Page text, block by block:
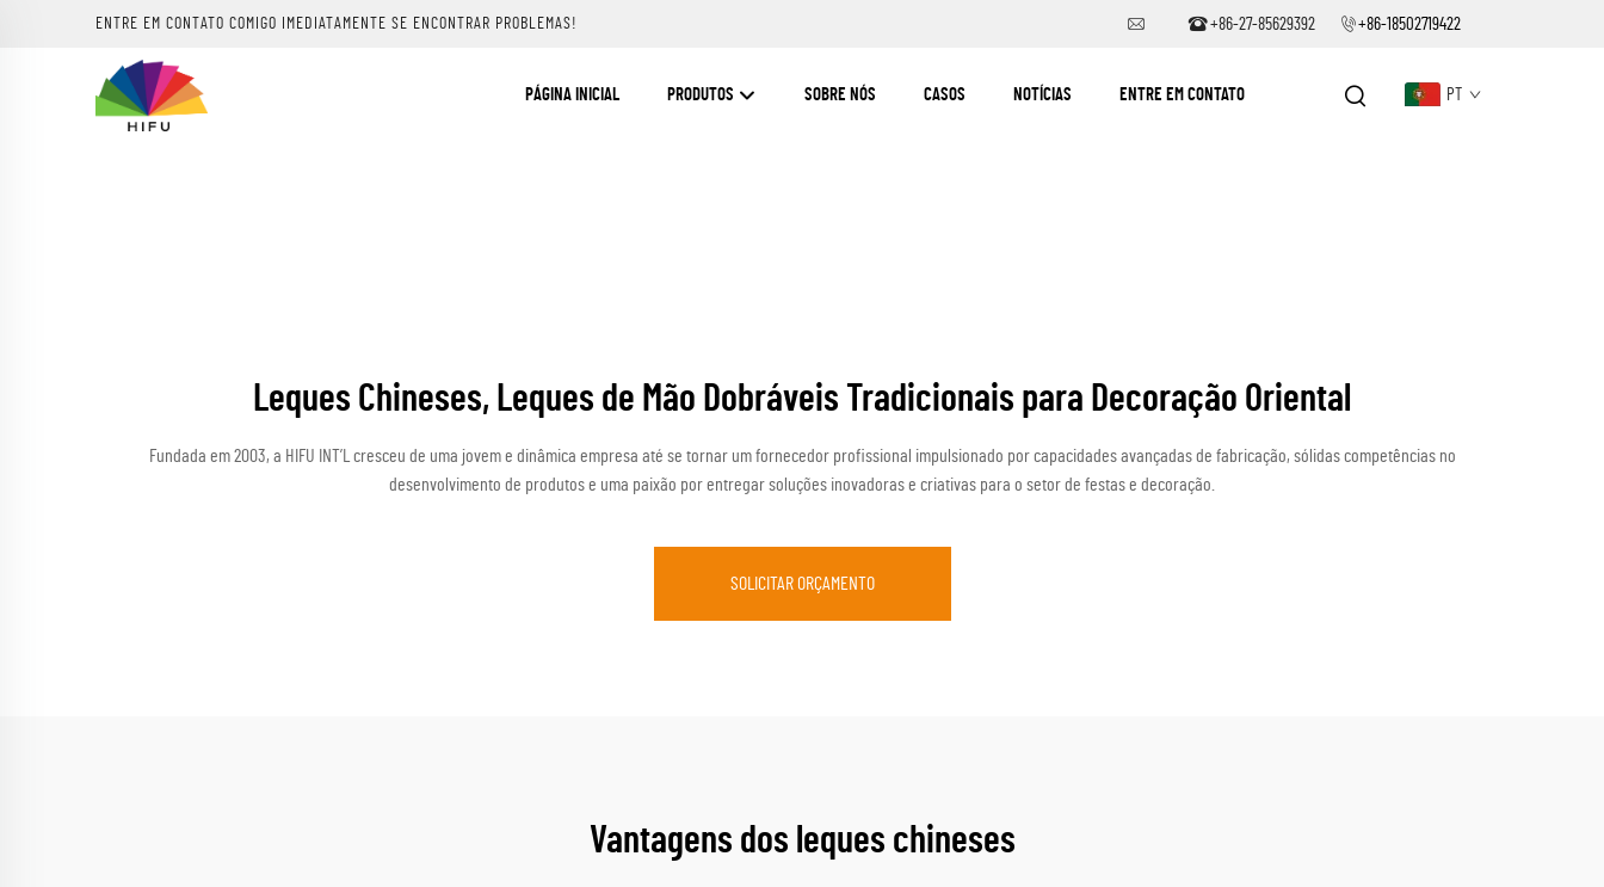
ENTRE EM CONTATO COMIGO IMEDIATAMENTE SE ENCONTRAR PROBLEMAS! +86-27-85629392 +86-18502719422
PÁGINA INICIAL PRODUTOS SOBRE NÓS CASOS NOTÍCIAS ENTRE EM CONTATO PT
Leques Chineses, Leques de Mão Dobráveis Tradicionais para Decoração Oriental
Fundada em 2003, a HIFU INT’L cresceu de uma jovem e dinâmica empresa até se tornar um fornecedor profissional impulsionado por capacidades avançadas de fabricação, sólidas competências no
desenvolvimento de produtos e uma paixão por entregar soluções inovadoras e criativas para o setor de festas e decoração.
SOLICITAR ORÇAMENTO
Vantagens dos leques chineses